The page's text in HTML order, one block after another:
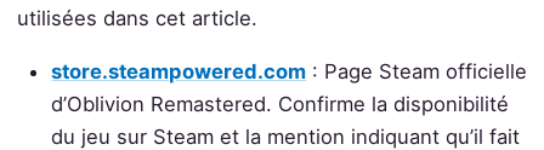
utilisées dans cet article.
store.steampowered.com : Page Steam officielle
d’Oblivion Remastered. Confirme la disponibilité
du jeu sur Steam et la mention indiquant qu’il fait